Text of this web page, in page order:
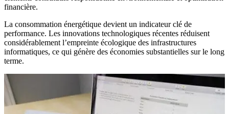
financière.
La consommation énergétique devient un indicateur clé de
performance. Les innovations technologiques récentes réduisent
considérablement l’empreinte écologique des infrastructures
informatiques, ce qui génère des économies substantielles sur le long
terme.